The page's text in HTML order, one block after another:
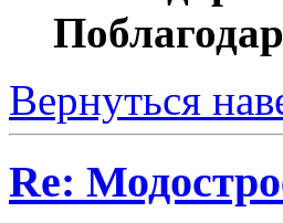
Вернуться
Re: